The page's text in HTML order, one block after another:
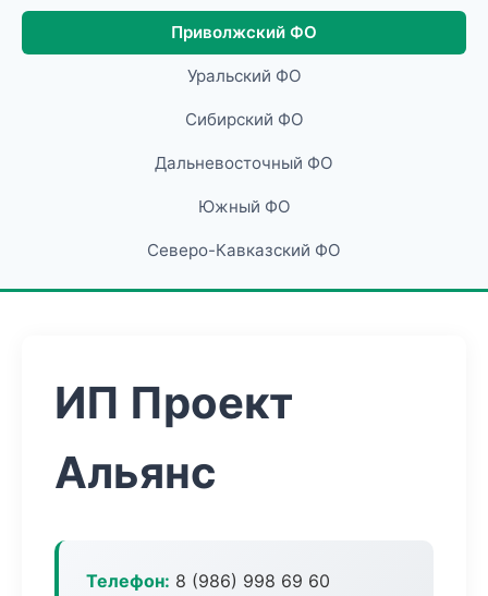
Приволжский ФО
Уральский ФО
Сибирский ФО
Дальневосточный ФО
Южный ФО
Северо-Кавказский ФО
ИП Проект
Альянс
Телефон: 8 (986) 998 69 60